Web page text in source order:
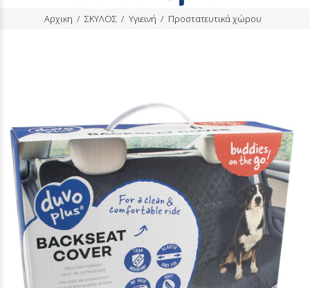
Αρχικη ΣΚΥΛΟΣ Υγιεινή Προστατευτικά χώρου